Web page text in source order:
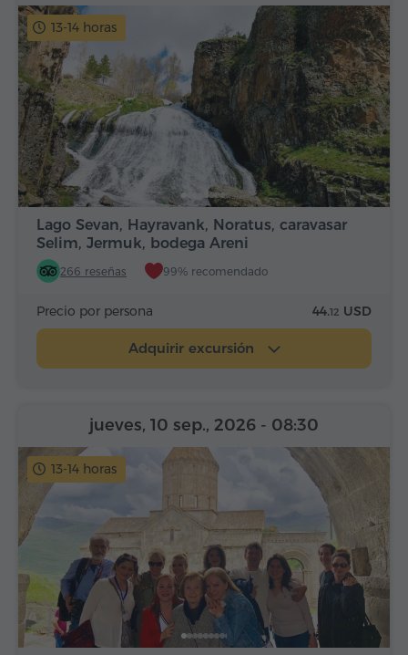
13-14 horas
Lago Sevan, Hayravank, Noratus, caravasar
Selim, Jermuk, bodega Areni
266 reseñas 99% recomendado
Precio por persona 44.12 USD
Adquirir excursión
13-14 horas
jueves, 10 sep., 2026 - 08:30